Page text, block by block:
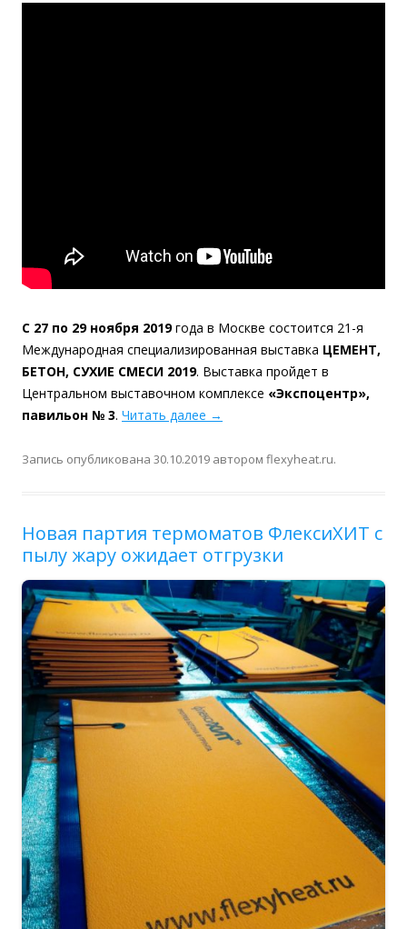
С 27 по 29 ноября 2019года в Москве состоится 21-я
Международная специализированная выставка ЦЕМЕНТ,
БЕТОН, СУХИЕ СМЕСИ 2019. Выставка пройдет в
Центральном выставочном комплексе «Экспоцентр»,
павильон № 3. Читать далее →
Запись опубликована 30.10.2019 автором flexyheat.ru.
Новая партия термоматов ФлексиХИТ с
пылу жару ожидает отгрузки